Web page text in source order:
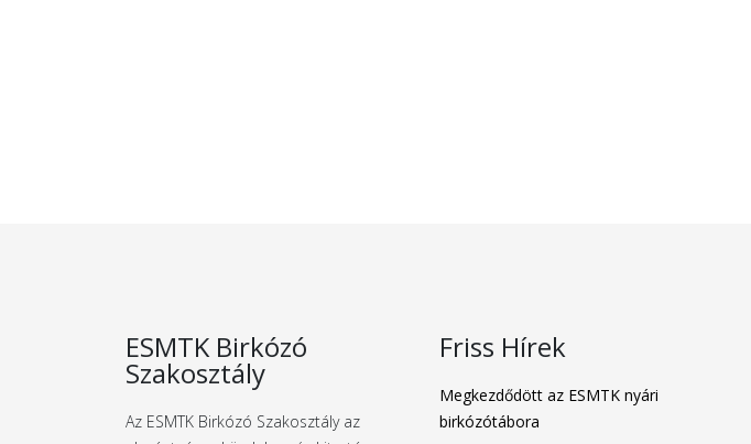
ESMTK Birkózó
Szakosztály
Az ESMTK Birkózó Szakosztály az
Friss Hírek
Megkezdődött az ESMTK nyári
birkózótábora